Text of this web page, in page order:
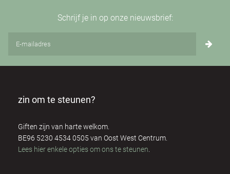
Schrijf je in op onze nieuwsbrief:
zin om te steunen?
Giften zijn van harte welkom.
BE96 5230 4534 0505 van Oost West Centrum.
Lees hier enkele opties om ons te steunen.